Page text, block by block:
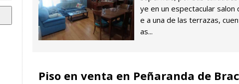
ye en un espectacular
e a una de las terrazas,
as...
Piso en venta en Peñaranda de